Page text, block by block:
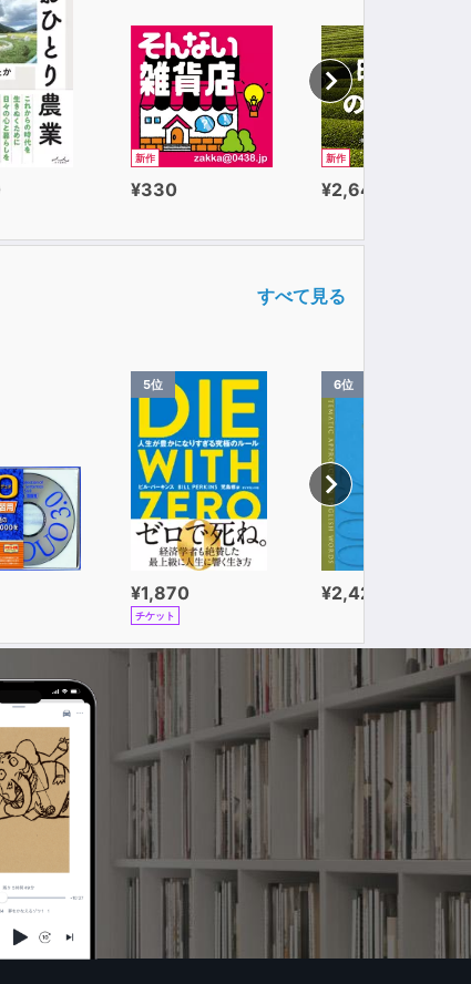
新作
¥330
新作
¥2,640
すべて見る
5位
¥1,870
チケット
6位
¥2,420